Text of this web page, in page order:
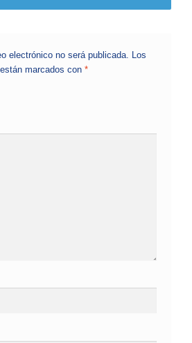
electrónico no será publicada. Los
marcados con*